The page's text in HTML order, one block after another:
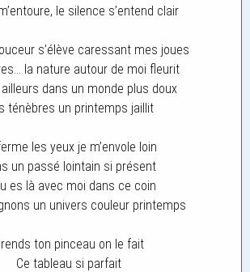
le silence s’entend clair
s’élève caressant mes joues
la nature autour de moi fleurit
dans un monde plus doux
ténèbres un printemps jaillit
les yeux je m’envole loin
un passé lointain si présent
es là avec moi dans ce coin
un univers couleur printemps
ton pinceau on le fait
Ce tableau si parfait